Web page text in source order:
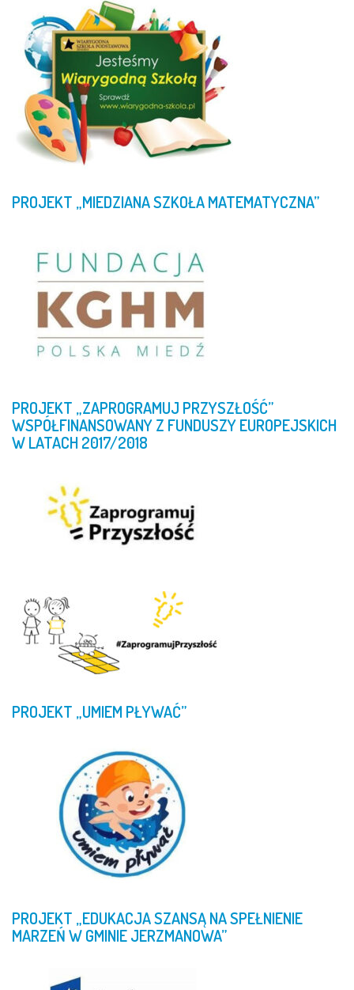
PROJEKT „MIEDZIANASZKOŁAMATEMATYCZNA”
PROJEKT „ZAPROGRAMUJ PRZYSZŁOŚĆ”
WSPÓŁFINANSOWANYZ FUNDUSZYEUROPEJSKICH
WLATACH2017/2018
PROJEKT „UMIEMPŁYWAĆ”
PROJEKT „EDUKACJASZANSĄNASPEŁNIENIE
MARZEŃWGMINIEJERZMANOWA”